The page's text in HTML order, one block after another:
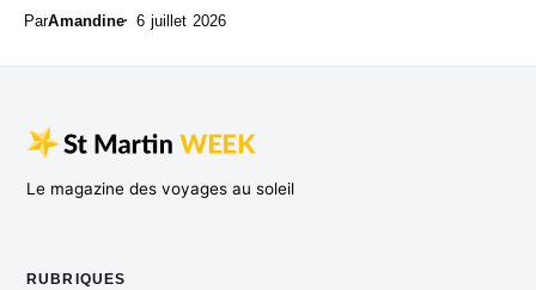
ParAmandine 6 juillet 2026
Le magazine des voyages au soleil
RUBRIQUES